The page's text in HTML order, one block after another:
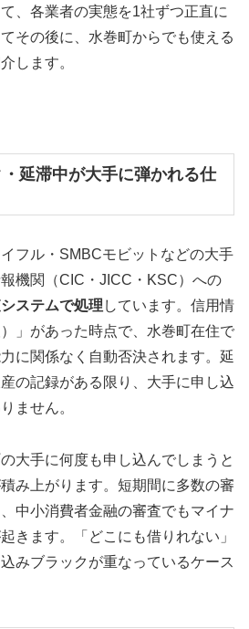
、各業者の実態を1社ずつ正直に
その後に、水巻町からでも使える
します。
延滞中が大手に弾かれる仕
フル・SMBCモビットなどの大手
機関（CIC・JICC・KSC）への
ステムで処理 しています。信用情
」があった時点で、水巻町在住で
に関係なく自動否決されます。延
の記録がある限り、大手に申し込
ません。
大手に何度も申し込んでしまうと
み上がります。短期間に多数の審
中小消費者金融の審査でもマイナ
きます。「どこにも借りれない」
みブラックが重なっているケース